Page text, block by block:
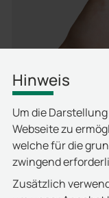
Hinweis
Um die
Webseite zu
welche für die
zwingend
Zusätzlich